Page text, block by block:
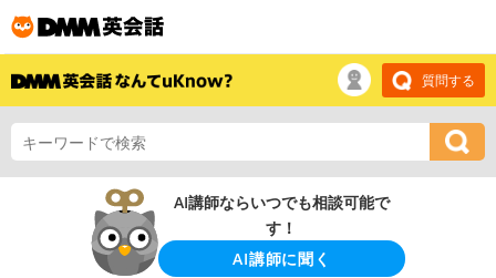
質問する
AI講師ならいつでも相談可能で
す！
AI講師に聞く